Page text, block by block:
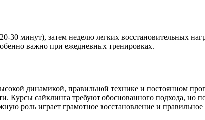
минут), затем неделю легких восстановительных
важно при ежедневных тренировках.
динамикой, правильной технике и постоянном
сайклинга требуют обоснованного подхода, но
роль играет грамотное восстановление и правильное